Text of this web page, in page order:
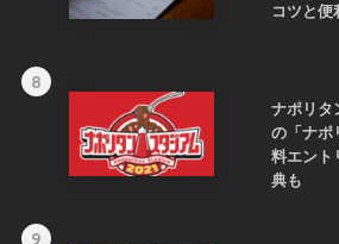
コツと便
8
ナポリタ
の「ナポ
料エント
典も
9